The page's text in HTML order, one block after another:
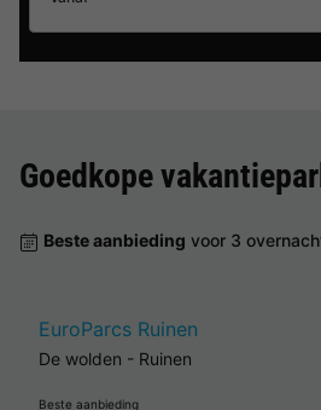
Goedkope
Beste aanbieding voor 3
EuroParcs Ruinen
De wolden - Ruinen
Beste aanbieding